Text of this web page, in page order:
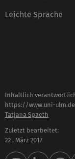
Leichte Sprache
Inhaltlich
https://www.uni-
Tatjana Spaeth
Zuletzt bearbeitet:
22 . März 2017